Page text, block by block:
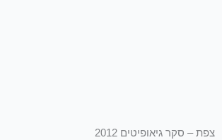
צפת – סקר גיאופיטים 2012